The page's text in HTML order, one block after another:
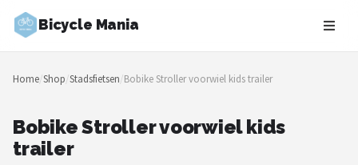
Bicycle Mania
Zoeken
NAVIGATIE
Merken
Home/Shop/Stadsfietsen/Bobike Stroller voorwiel kids trailer
Bobike Stroller voorwiel kids
trailer